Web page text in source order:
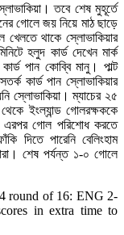
তবে শেষ মুহূর্তে
গোলে জয় নিয়ে মাঠ ছাড়ে
থাকে স্লোভাকিয়ার
হলুদ কার্ড দেখেন মার্ক
পান কোব্বি মানু। পাল্ট
কার্ড পান স্লোভাকিয়ার
স্লোভাকিয়া। ম্যাচের ২৫
ইংল্যান্ড গোলরক্ষককে
এরপর গোল পরিশোধ করতে
দিতে পারেনি বেলিংহাম
শেষ পর্যন্ত ১-০ গোলে